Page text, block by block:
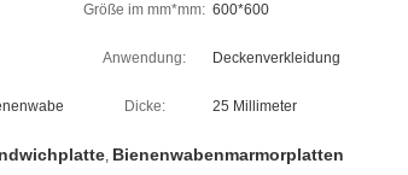
Größe im mm*mm: 600*600
Anwendung: Deckenverkleidung
Dicke: 25 Millimeter
, Bienenwabenmarmorplatten